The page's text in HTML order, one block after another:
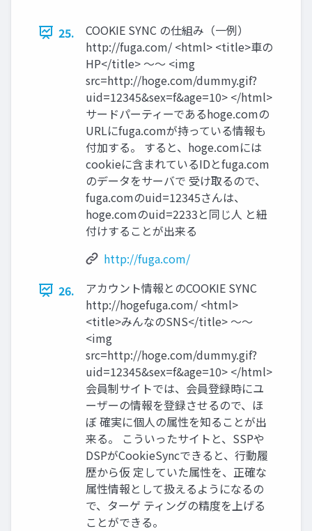
25.
COOKIE SYNC の仕組み（一例）
http://fuga.com/ <html> <title>車の
HP</title> 〜〜 <img
src=http://hoge.com/dummy.gif?
uid=12345&sex=f&age=10> </html>
サードパーティーであるhoge.comの
URLにfuga.comが持っている情報も
付加する。 すると、hoge.comには
cookieに含まれているIDとfuga.com
のデータをサーバで 受け取るので、
fuga.comのuid=12345さんは、
hoge.comのuid=2233と同じ人 と紐
付けすることが出来る
http://fuga.com/
26.
アカウント情報とのCOOKIE SYNC
http://hogefuga.com/ <html>
<title>みんなのSNS</title> 〜〜
<img
src=http://hoge.com/dummy.gif?
uid=12345&sex=f&age=10> </html>
会員制サイトでは、会員登録時にユ
ーザーの情報を登録させるので、ほ
ぼ 確実に個人の属性を知ることが出
来る。 こういったサイトと、SSPや
DSPがCookieSyncできると、行動履
歴から仮 定していた属性を、正確な
属性情報として扱えるようになるの
で、ターゲ ティングの精度を上げる
ことができる。